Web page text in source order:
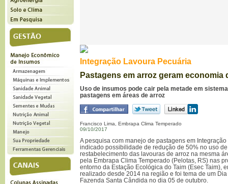
Integração Lavoura Pecuária
Pastagens em arroz geram economia
Uso de insumos pode cair pela metade em
pastagens em áreas de arroz
Francisco Lima, Embrapa Clima Temperado
09/10/2017
A pesquisa com manejo de pastagens em
indicado possibilidade de redução de 50% no uso
restabelecimento das lavouras de arroz na mesma
pela Embrapa Clima Temperado (Pelotas, RS) nas
entorno da Estação Ecológica do Taim (Esec Taim),
realizado desde 2014 na região e foi tema de um
Fazenda Santa Cândida no dia 05 de outubro.